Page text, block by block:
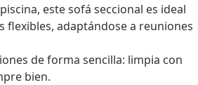
este sofá seccional es ideal
adaptándose a reuniones
de forma sencilla: limpia con
bien.